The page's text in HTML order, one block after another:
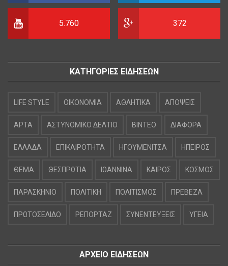
5.760 372
ΚΑΤΗΓΟΡΙΕΣ ΕΙΔΗΣΕΩΝ
LIFE STYLE OIKONOMIA ΑΘΛΗΤΙΚΑ ΑΠΟΨΕΙΣ
ΑΡΤΑ ΑΣΤΥΝΟΜΙΚΟ ΔΕΛΤΙΟ ΒΙΝΤΕΟ ΔΙΑΦΟΡΑ
ΕΛΛΑΔΑ ΕΠΙΚΑΙΡΟΤΗΤΑ ΗΓΟΥΜΕΝΙΤΣΑ ΗΠΕΙΡΟΣ
ΘΕΜΑ ΘΕΣΠΡΩΤΙΑ ΙΩΑΝΝΙΝΑ ΚΑΙΡΟΣ ΚΟΣΜΟΣ
ΠΑΡΑΣΚΗΝΙΟ ΠΟΛΙΤΙΚΗ ΠΟΛΙΤΙΣΜΟΣ ΠΡΕΒΕΖΑ
ΠΡΩΤΟΣΕΛΙΔΟ ΡΕΠΟΡΤΑΖ ΣΥΝΕΝΤΕΥΞΕΙΣ ΥΓΕΙΑ
ΑΡΧΕΙΟ ΕΙΔΗΣΕΩΝ